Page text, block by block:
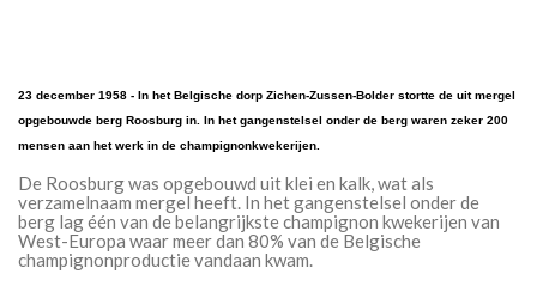
23 december 1958 - In het Belgische dorp Zichen-Zussen-Bolder stortte de uit mergel
opgebouwde berg Roosburg in. In het gangenstelsel onder de berg waren zeker 200
mensen aan het werk in de champignonkwekerijen.
De Roosburg was opgebouwd uit klei en kalk, wat als
verzamelnaam mergel heeft. In het gangenstelsel onder de
berg lag één van de belangrijkste champignon kwekerijen van
West-Europa waar meer dan 80% van de Belgische
champignonproductie vandaan kwam.